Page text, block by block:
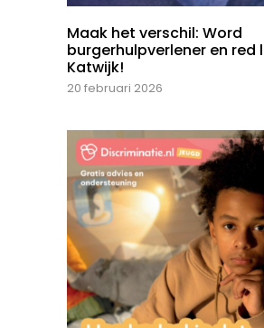
Maak het verschil: Word
burgerhulpverlener en red
Katwijk!
20 februari 2026